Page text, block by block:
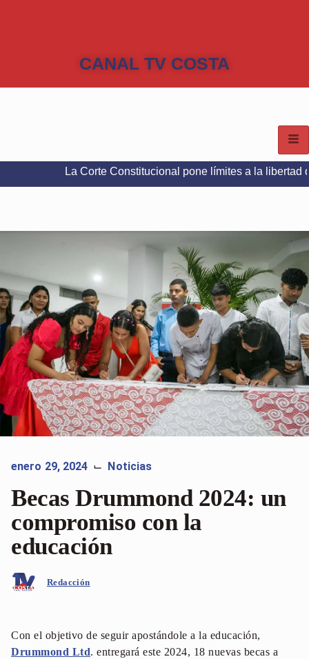
CANAL TV COSTA
La Corte Constitucional pone límites a la libertad de
enero 29, 2024 ⌙ Noticias
Becas Drummond 2024: un
compromiso con la
educación
Redacción
Con el objetivo de seguir apostándole a la educación,
Drummond Ltd. entregará este 2024, 18 nuevas becas a